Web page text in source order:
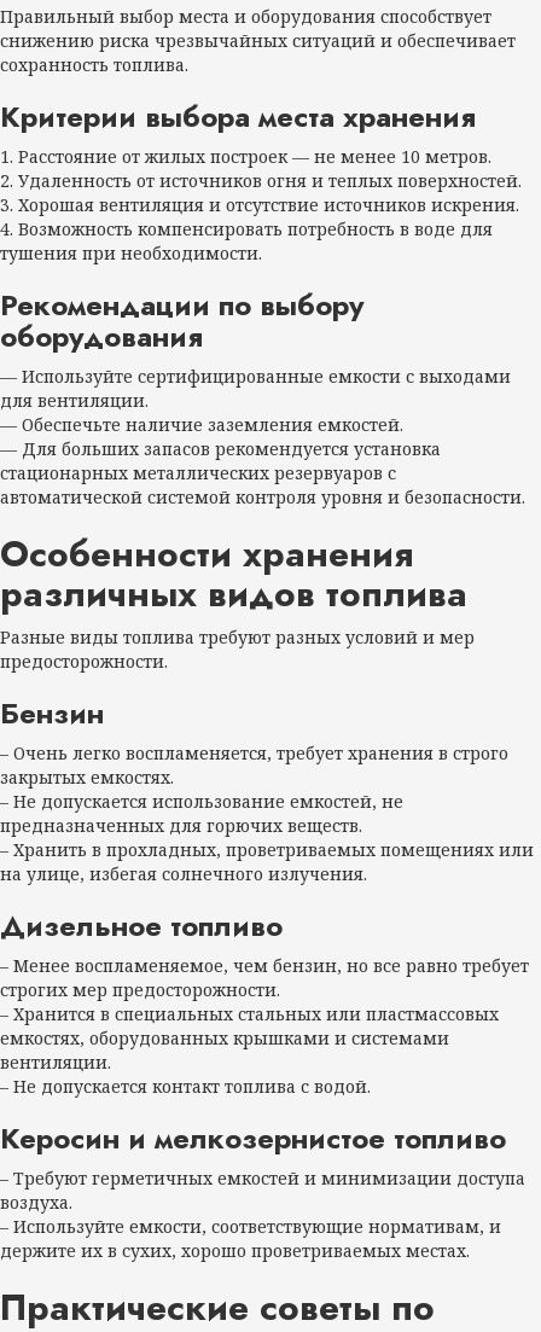
Правильный выбор места и оборудования способствует
снижению риска чрезвычайных ситуаций и обеспечивает
сохранность топлива.
Критерии выбора места хранения
1. Расстояние от жилых построек — не менее 10 метров.
2. Удаленность от источников огня и теплых поверхностей.
3. Хорошая вентиляция и отсутствие источников искрения.
4. Возможность компенсировать потребность в воде для
тушения при необходимости.
Рекомендации по выбору
оборудования
— Используйте сертифицированные емкости с выходами
для вентиляции.
— Обеспечьте наличие заземления емкостей.
— Для больших запасов рекомендуется установка
стационарных металлических резервуаров с
автоматической системой контроля уровня и безопасности.
Особенности хранения
различных видов топлива
Разные виды топлива требуют разных условий и мер
предосторожности.
Бензин
– Очень легко воспламеняется, требует хранения в строго
закрытых емкостях.
– Не допускается использование емкостей, не
предназначенных для горючих веществ.
– Хранить в прохладных, проветриваемых помещениях или
на улице, избегая солнечного излучения.
Дизельное топливо
– Менее воспламеняемое, чем бензин, но все равно требует
строгих мер предосторожности.
– Хранится в специальных стальных или пластмассовых
емкостях, оборудованных крышками и системами
вентиляции.
– Не допускается контакт топлива с водой.
Керосин и мелкозернистое топливо
– Требуют герметичных емкостей и минимизации доступа
воздуха.
– Используйте емкости, соответствующие нормативам, и
держите их в сухих, хорошо проветриваемых местах.
Практические советы по